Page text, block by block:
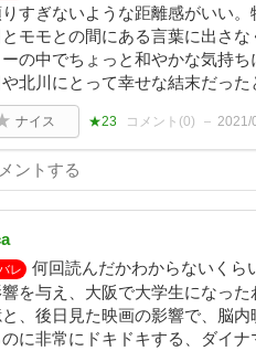
りすぎないような距離感がいい
モモとの間にある言葉に出さ
の中でちょっと和やかな気持
北川にとって幸せな結末だった
ナイス ★23 コメント(0) 2021/
レ
何回読んだかわからないくら
を与え、大阪で大学生になっ
、後日見た映画の影響で、脳
に非常にドキドキする、ダイ